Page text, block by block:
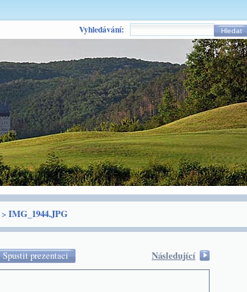
> IMG_1944.JPG
Spustit prezentaci Následující
Vyhledávání: Hledat